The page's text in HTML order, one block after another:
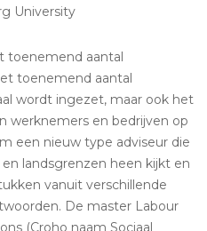
University
toenemend aantal
toenemend aantal
wordt ingezet, maar ook het
werknemers en bedrijven op
een nieuw type adviseur die
landsgrenzen heen kijkt en
vanuit verschillende
De master Labour
(Croho naam Sociaal